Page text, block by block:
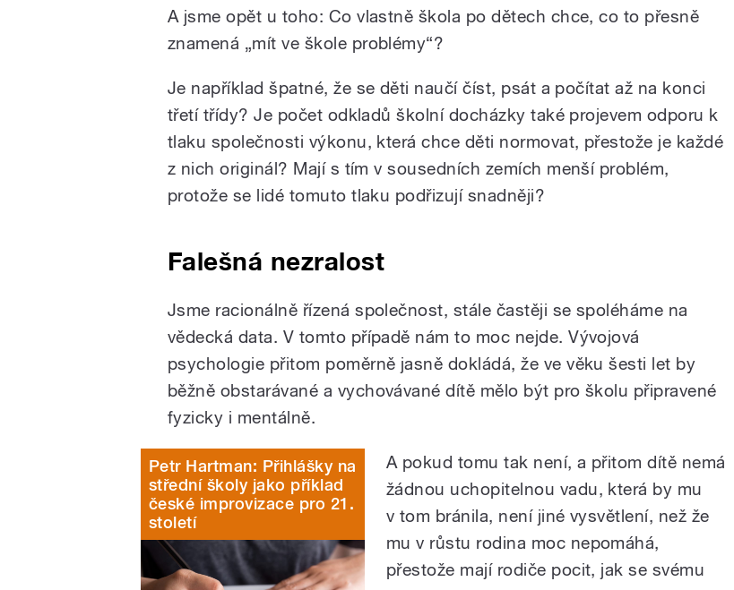
A jsme opět u toho: Co vlastně škola po dětech chce, co to přesně
znamená „mít ve škole problémy“?
Je například špatné, že se děti naučí číst, psát a počítat až na konci
třetí třídy? Je počet odkladů školní docházky také projevem odporu k
tlaku společnosti výkonu, která chce děti normovat, přestože je každé
z nich originál? Mají s tím v sousedních zemích menší problém,
protože se lidé tomuto tlaku podřizují snadněji?
Falešná nezralost
Jsme racionálně řízená společnost, stále častěji se spoléháme na
vědecká data. V tomto případě nám to moc nejde. Vývojová
psychologie přitom poměrně jasně dokládá, že ve věku šesti let by
běžně obstarávané a vychovávané dítě mělo být pro školu připravené
fyzicky i mentálně.
Petr Hartman: Přihlášky na
střední školy jako příklad
české improvizace pro 21.
století
A pokud tomu tak není, a přitom dítě nemá
žádnou uchopitelnou vadu, která by mu
v tom bránila, není jiné vysvětlení, než že
mu v růstu rodina moc nepomáhá,
přestože mají rodiče pocit, jak se svému